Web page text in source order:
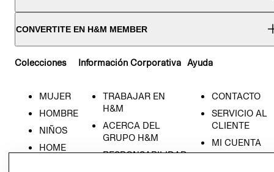
CONVERTITE EN H&M MEMBER
Colecciones
MUJER
HOMBRE
NIÑOS
HOME
Información Corporativa
TRABAJAR EN
H&M
ACERCA DEL
GRUPO H&M
RESPONSABILIDAD
Ayuda
CONTACTO
SERVICIO AL
CLIENTE
MI CUENTA